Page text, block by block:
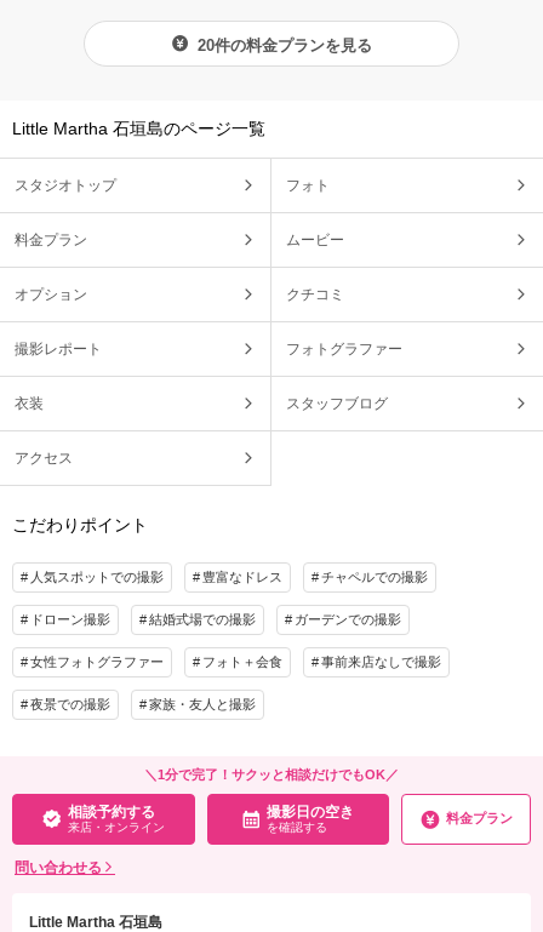
20件の料金プランを見る
Little Martha 石垣島のページ一覧
スタジオトップ フォト
料金プラン ムービー
オプション クチコミ
撮影レポート フォトグラファー
衣装 スタッフブログ
アクセス
こだわりポイント
人気スポットでの撮影 豊富なドレス チャペルでの撮影
ドローン撮影 結婚式場での撮影 ガーデンでの撮影
女性フォトグラファー フォト＋会食 事前来店なしで撮影
夜景での撮影 家族・友人と撮影
＼1分で完了！サクッと相談だけでもOK／
相談予約する
来店・オンライン
撮影日の空き
を確認する
料金プラン
問い合わせる
Little Martha 石垣島